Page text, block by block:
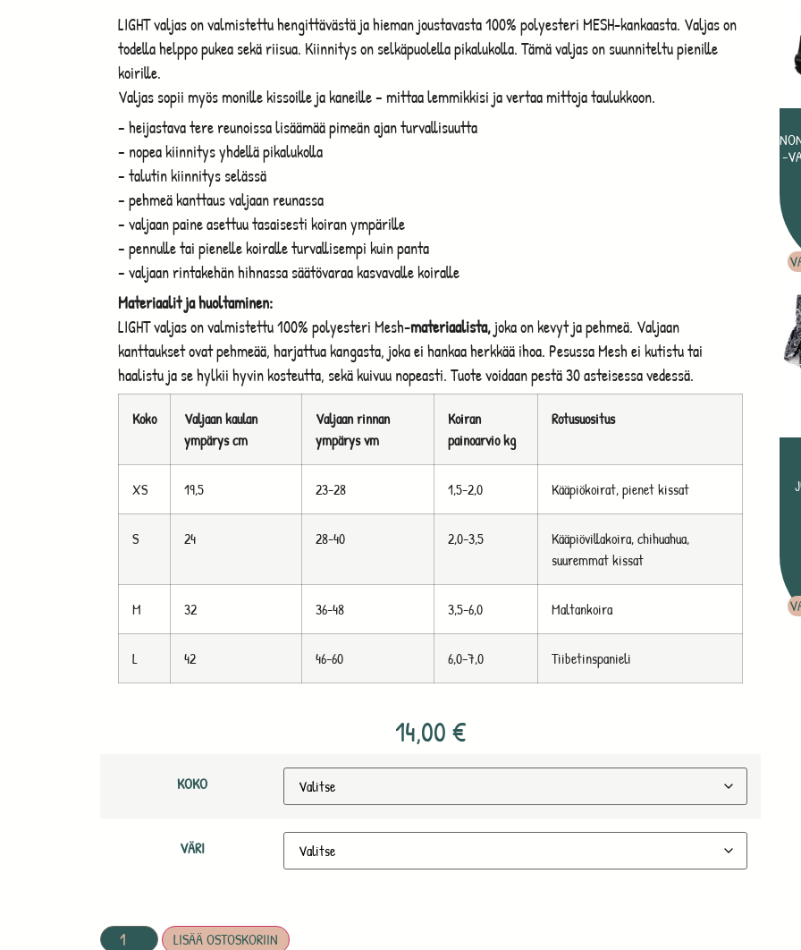
-
LIGHT valjas on valmistettu hengittävästä ja hieman joustavasta 100% polyesteri MESH-kankaasta. Valjas on
todella helppo pukea sekä riisua. Kiinnitys on selkäpuolella pikalukolla. Tämä valjas on suunniteltu pienille
koirille.
Valjas sopii myös monille kissoille ja kaneille – mittaa lemmikkisi ja vertaa mittoja taulukkoon.
– heijastava tere reunoissa lisäämää pimeän ajan turvallisuutta
– nopea kiinnitys yhdellä pikalukolla
– talutin kiinnitys selässä
– pehmeä kanttaus valjaan reunassa
– valjaan paine asettuu tasaisesti koiran ympärille
– pennulle tai pienelle koiralle turvallisempi kuin panta
– valjaan rintakehän hihnassa säätövaraa kasvavalle koiralle
Materiaalit ja huoltaminen:
LIGHT valjas on valmistettu 100% polyesteri Mesh-materiaalista, joka on kevyt ja pehmeä. Valjaan
kanttaukset ovat pehmeää, harjattua kangasta, joka ei hankaa herkkää ihoa. Pesussa Mesh ei kutistu tai
haalistu ja se hylkii hyvin kosteutta, sekä kuivuu nopeasti. Tuote voidaan pestä 30 asteisessa vedessä.
Koko
Valjaan kaulan
ympärys cm
Valjaan rinnan
ympärys vm
Koiran
painoarvio kg
Rotusuositus
XS 19,5 23-28 1,5-2,0 Kääpiökoirat, pienet kissat
S 24 28-40 2,0-3,5
Kääpiövillakoira, chihuahua,
suuremmat kissat
M 32 36-48 3,5-6,0 Maltankoira
L 42 46-60 6,0-7,0 Tiibetinspanieli
14,00€
KOKO
VÄRI
LISÄÄ OSTOSKORIIN